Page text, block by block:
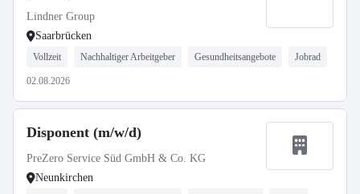
Lindner Group
Saarbrücken
Vollzeit Nachhaltiger Arbeitgeber Gesundheitsangebote Jobrad
02.08.2026
Disponent (m/w/d)
PreZero Service Süd GmbH & Co. KG
Neunkirchen